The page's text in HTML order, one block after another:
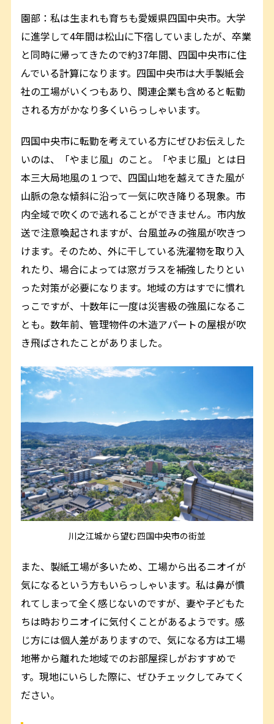
園部：私は生まれも育ちも愛媛県四国中央市。大学
に進学して4年間は松山に下宿していましたが、卒業
と同時に帰ってきたので約37年間、四国中央市に住
んでいる計算になります。四国中央市は大手製紙会
社の工場がいくつもあり、関連企業も含めると転勤
される方がかなり多くいらっしゃいます。
四国中央市に転勤を考えている方にぜひお伝えした
いのは、「やまじ風」のこと。「やまじ風」とは日
本三大局地風の１つで、四国山地を越えてきた風が
山脈の急な傾斜に沿って一気に吹き降りる現象。市
内全域で吹くので逃れることができません。市内放
送で注意喚起されますが、台風並みの強風が吹きつ
けます。そのため、外に干している洗濯物を取り入
れたり、場合によっては窓ガラスを補強したりとい
った対策が必要になります。地域の方はすでに慣れ
っこですが、十数年に一度は災害級の強風になるこ
とも。数年前、管理物件の木造アパートの屋根が吹
き飛ばされたことがありました。
川之江城から望む四国中央市の街並
また、製紙工場が多いため、工場から出るニオイが
気になるという方もいらっしゃいます。私は鼻が慣
れてしまって全く感じないのですが、妻や子どもた
ちは時おりニオイに気付くことがあるようです。感
じ方には個人差がありますので、気になる方は工場
地帯から離れた地域でのお部屋探しがおすすめで
す。現地にいらした際に、ぜひチェックしてみてく
ださい。